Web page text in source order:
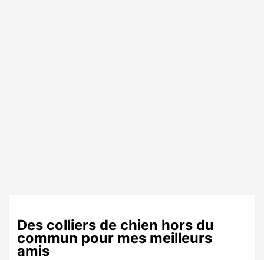
Des colliers de chien hors du
commun pour mes meilleurs
amis